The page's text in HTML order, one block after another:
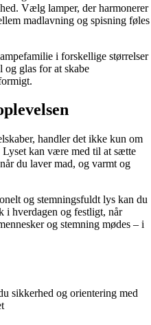
Vælg lamper, der harmonerer
madlavning og spisning føles
i forskellige størrelser
og glas for at skabe
handler det ikke kun om
kan være med til at sætte
du laver mad, og varmt og
og stemningsfuldt lys kan du
i hverdagen og festligt, når
og stemning mødes – i
sikkerhed og orientering med